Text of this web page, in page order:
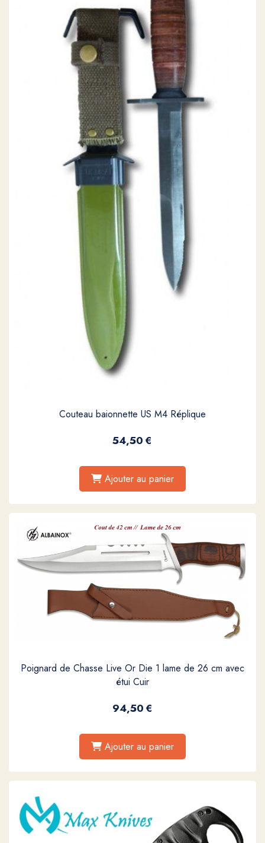
Couteau baionnette US M4 Réplique
54,50€
Ajouter au panier
Poignard de Chasse Live Or Die 1 lame de 26 cm avec
étui Cuir
94,50€
Ajouter au panier